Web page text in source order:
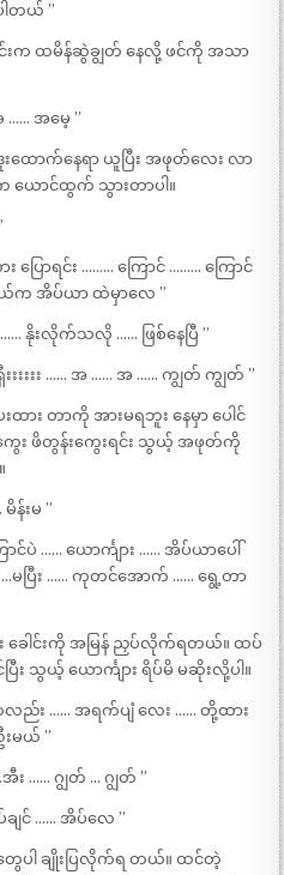
တယ် ”
မင်းက ထမိန်ဆွဲချွတ် နေလို့ ဖင်ကို အသာ
…… အမေ့ ”
းထောက်နေရာ ယူပြီး အဖုတ်လေး လာ
ောင်ထွက် သွားတာပါ။
ပြောရင်း ……… ကြောင် ……… ကြောင်
က အိပ်ယာ ထဲမှာလေ ”
နိုးလိုက်သလို …… ဖြစ်နေပြီ ”
းးးးး …… အ …… အ …… ကျွတ် ကျွတ် ”
ထား တာကို အားမရဘူး နေမှာ ပေါင်
ေး ဖိတွန်းကွေးရင်း သွယ့် အဖုတ်ကို
န်းမ ”
င်ပဲ …… ယောင်္ကျား …… အိပ်ယာပေါ်
မပြီး …… ကုတင်အောက် …… ရွေ့တာ
ခေါင်းကို အမြန် ညှပ်လိုက်ရတယ်။ ထပ်
သွယ့် ယောင်္ကျား ရိပ်မိ မဆိုးလို့ပါ။
လည်း …… အရက်ပျံ လေး …… တို့ထား
းမယ် ”
း …… ဂျွတ် … ဂျွတ် ”
ပ်ချင် …… အိပ်လေ ”
ေပါ ချိုးပြလိုက်ရ တယ်။ ထင်တဲ့